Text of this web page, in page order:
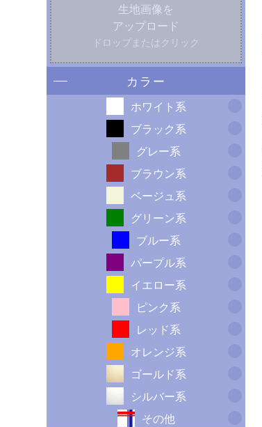
生地画像を
アップロード
ドロップまたはクリック
カラー
ホワイト系
ブラック系
グレー系
ブラウン系
ベージュ系
グリーン系
ブルー系
パープル系
イエロー系
ピンク系
レッド系
オレンジ系
ゴールド系
シルバー系
その他